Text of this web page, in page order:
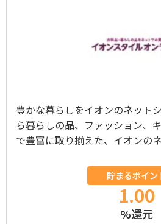
豊かな暮らしをイオンのネット
ら暮らしの品、ファッション、
で豊富に取り揃えた、イオンの
貯まるポイン
1.00
%還元